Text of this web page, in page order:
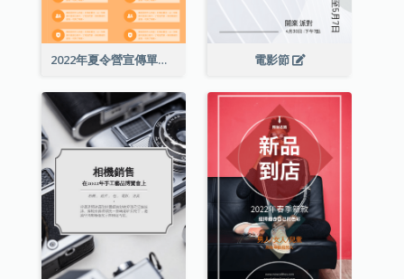
2022年夏令營宣傳單張 電影節